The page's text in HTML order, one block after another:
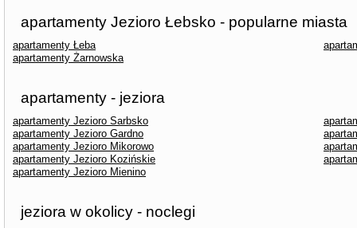
apartamenty Jezioro Łebsko - popularne miasta
apartamenty Łeba
apartamenty Żarnowska
apartamenty - jeziora
apartamenty Jezioro Sarbsko
apartamenty Jezioro Gardno
apartamenty Jezioro Mikorowo
apartamenty Jezioro Kozińskie
apartamenty Jezioro Mienino
jeziora w okolicy - noclegi